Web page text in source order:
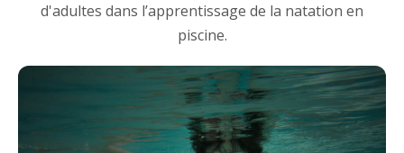
d'adultes dans l’apprentissage de la natation en
piscine.